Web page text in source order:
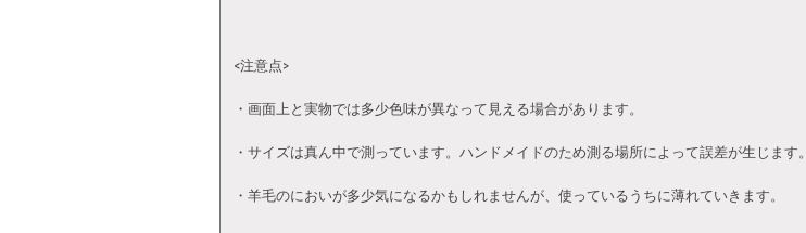
<注意点>
・画面上と実物では多少色味が異なって見える場合があります。
・サイズは真ん中で測っています。ハンドメイドのため測る場所によって誤差が生じます。
・羊毛のにおいが多少気になるかもしれませんが、使っているうちに薄れていきます。